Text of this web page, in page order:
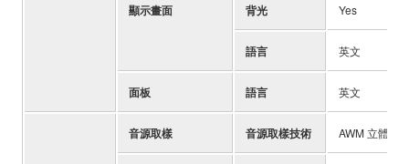
顯示畫面 背光 Yes
語言 英文
面板 語言 英文
音源取樣 音源取樣技術 AWM 立體聲